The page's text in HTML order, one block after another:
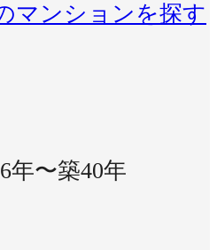
マンションを探す
年〜築40年